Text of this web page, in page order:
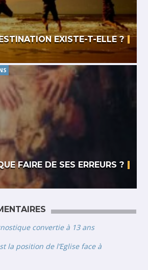
EXISTE-T-ELLE ?
FAIRE DE SES ERREURS ?
convertie à 13 ans
la position de l’Eglise face à